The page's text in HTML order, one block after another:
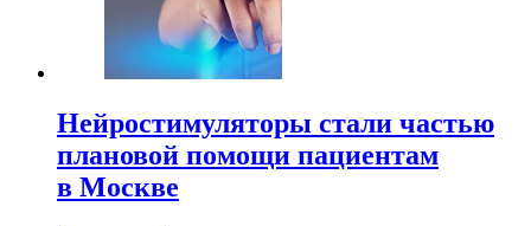
Нейростимуляторы стали частью
плановой помощи пациентам
в Москве